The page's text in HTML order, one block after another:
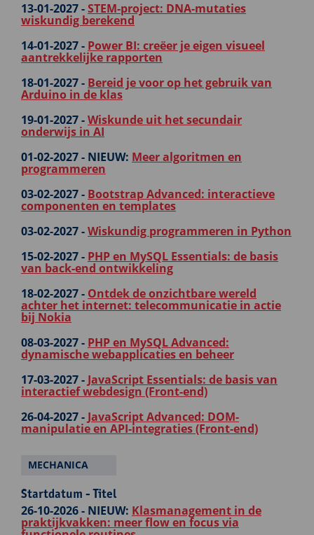
13-01-2027 -STEM-project: DNA-mutaties
wiskundig berekend
14-01-2027 - Power BI: creëer je eigen visueel
aantrekkelijke rapporten
18-01-2027 - Bereid je voor op het gebruik van
Arduino in de klas
19-01-2027 -Wiskunde uit het secundair
onderwijs in AI
01-02-2027 - NIEUW: Meer algoritmen en
programmeren
03-02-2027 - Bootstrap Advanced: interactieve
componenten en templates
03-02-2027 -Wiskundig programmeren in Python
15-02-2027 - PHP en MySQL Essentials: de basis
van back-end ontwikkeling
18-02-2027 - Ontdek de onzichtbare wereld
achter het internet: telecommunicatie in actie
bij Nokia
08-03-2027 - PHP en MySQL Advanced:
dynamische webapplicaties en beheer
17-03-2027 - JavaScript Essentials: de basis van
interactief webdesign (Front-end)
26-04-2027 - JavaScript Advanced: DOM-
manipulatie en API-integraties (Front-end)
MECHANICA
Startdatum - Titel
26-10-2026 - NIEUW: Klasmanagement in de
praktijkvakken: meer flow en focus via